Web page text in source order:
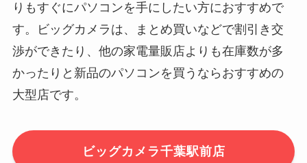
りもすぐにパソコンを手にしたい方におすすめで
す。ビッグカメラは、まとめ買いなどで割引き交
渉ができたり、他の家電量販店よりも在庫数が多
かったりと新品のパソコンを買うならおすすめの
大型店です。
ビッグカメラ千葉駅前店